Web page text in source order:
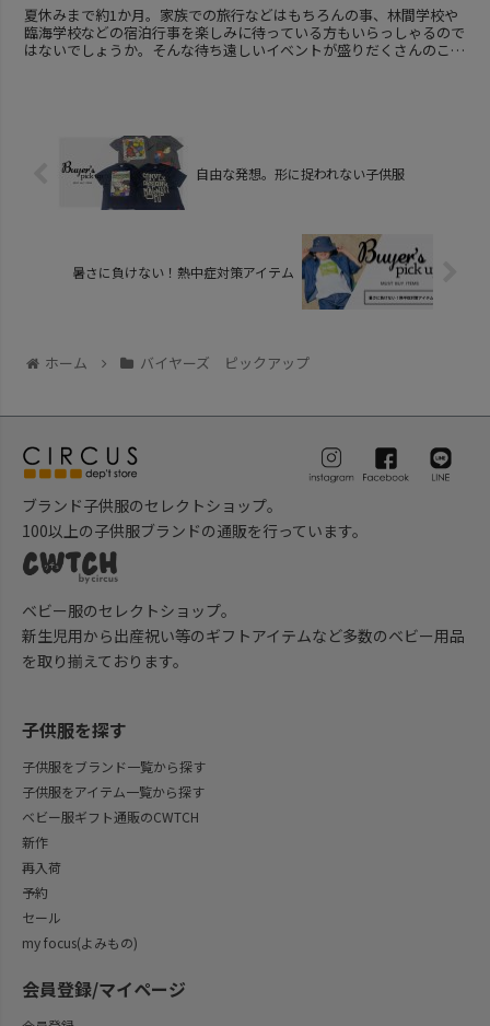
夏休みまで約1か月。家族での旅行などはもちろんの事、林間学校や
臨海学校などの宿泊行事を楽しみに待っている方もいらっしゃるので
はないでしょうか。そんな待ち遠しいイベントが盛りだくさんのこの
自由な発想。形に捉われない子供服
暑さに負けない！熱中症対策アイテム
ホーム バイヤーズ ピックアップ
ブランド子供服のセレクトショップ。
100以上の子供服ブランドの通販を行っています。
ベビー服のセレクトショップ。
新生児用から出産祝い等のギフトアイテムなど多数のベビー用品
を取り揃えております。
子供服を探す
子供服をブランド一覧から探す
子供服をアイテム一覧から探す
ベビー服ギフト通販のCWTCH
新作
再入荷
予約
セール
my focus(よみもの)
会員登録/マイページ